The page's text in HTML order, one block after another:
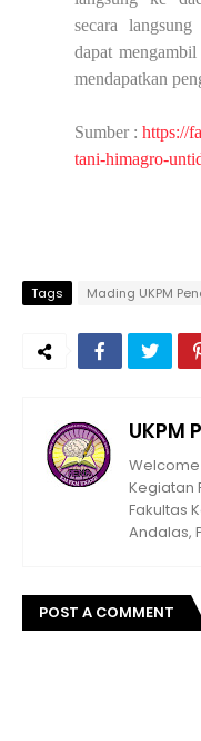
secara
dapat
mendapatkan
Sumber :https://
tani-himagro-
Tags Mading UKPM
UKPM
Kegiatan
Fakultas
Andalas,
POST A COMMENT